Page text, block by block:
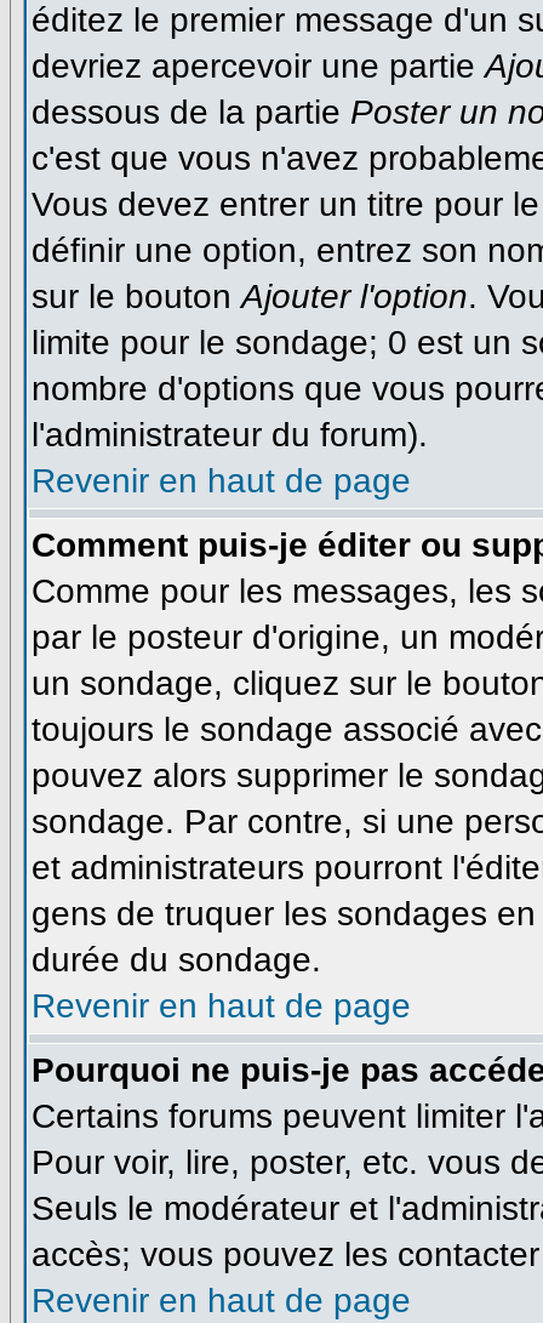
éditez le premier message d'un
devriez apercevoir une partie
dessous de la partie Poster un
c'est que vous n'avez
Vous devez entrer un titre pour
définir une option, entrez son
sur le boutonAjouter l'option.
limite pour le sondage; 0 est un
nombre d'options que vous
l'administrateur du forum).
Revenir en haut de page
Comment puis-je éditer ou
Comme pour les messages, les
par le posteur d'origine, un
un sondage, cliquez sur le
toujours le sondage associé
pouvez alors supprimer le
sondage. Par contre, si une
et administrateurs pourront
gens de truquer les sondages
durée du sondage.
Revenir en haut de page
Pourquoi ne puis-je pas
Certains forums peuvent limiter
Pour voir, lire, poster, etc. vous
Seuls le modérateur et
accès; vous pouvez les
Revenir en haut de page